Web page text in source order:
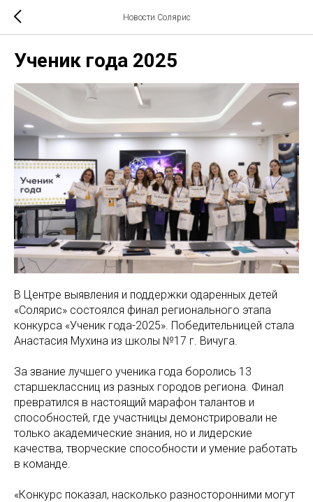
Новости Солярис
Ученик года 2025
В Центре выявления и поддержки одаренных детей
«Солярис» состоялся финал регионального этапа
конкурса «Ученик года-2025». Победительницей стала
Анастасия Мухина из школы №17 г. Вичуга.
За звание лучшего ученика года боролись 13
старшеклассниц из разных городов региона. Финал
превратился в настоящий марафон талантов и
способностей, где участницы демонстрировали не
только академические знания, но и лидерские
качества, творческие способности и умение работать
в команде.
«Конкурс показал, насколько разносторонними могут